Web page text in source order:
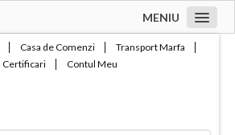
MENIU
Casa de Comenzi
Transport Marfa
Certificari
Contul Meu